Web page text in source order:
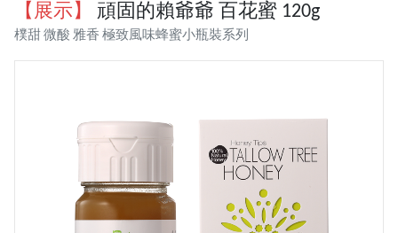
【展示】 頑固的賴爺爺 百花蜜 120g
樸甜 微酸 雅香 極致風味蜂蜜小瓶裝系列